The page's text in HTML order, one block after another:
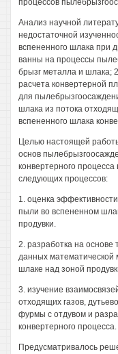
процессов
Анализ научной
недостаточной
вспененного шлака при
ванны на процессы
брызг металла и шлака;
расчета конвертерной
для
шлака из потока
вспененного шлака
Целью настоящей
основ
конвертерного
следующих процессов:
1. оценка
пыли во вспененном
продувки.
2. разработка на основе
данных математической
шлаке над зоной
3. изучение
отходящих газов,
фурмы с отдувом и
конвертерного процесса.
Предусматривалось